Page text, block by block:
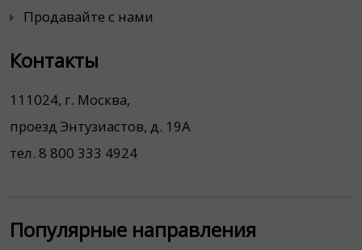
Продавайте с нами
Контакты
111024, г. Москва,
проезд Энтузиастов, д. 19А
тел. 8 800 333 4924
Популярные направления